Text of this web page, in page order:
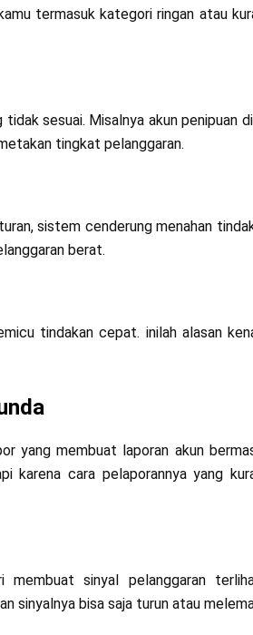
termasuk kategori ringan atau
sesuai. Misalnya akun penipuan
tingkat pelanggaran.
sistem cenderung menahan
berat.
tindakan cepat. inilah alasan
yang membuat laporan akun
karena cara pelaporannya yang
sinyal pelanggaran
sinyalnya bisa saja turun atau